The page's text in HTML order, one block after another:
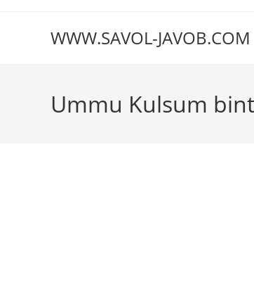
содержимомуWWW.SAVOL-JAVOB.COM
Ummu Kulsum